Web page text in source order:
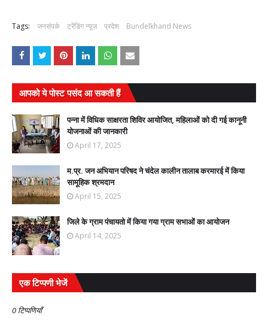
Tags: जनसंपर्क ट्रेंडिंग न्यूज़ प्रदेश Bundelkhand News
आपको ये पोस्ट पसंद आ सकती हैं
पन्ना में विधिक साक्षरता शिविर आयोजित, महिलाओं को दी गई कानूनी
योजनाओं की जानकारी
April 17, 2025
म.प्र. जन अभियान परिषद ने चंदेल कालीन तालाब करमारई में किया
सामूहिक श्रमदान
April 15, 2025
जिले के ग्राम पंचायतो में किया गया ग्राम सभाओं का आयोजन
April 14, 2025
एक टिप्पणी भेजें
0 टिप्पणियाँ